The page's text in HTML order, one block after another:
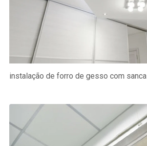
instalação de forro de gesso com sanca